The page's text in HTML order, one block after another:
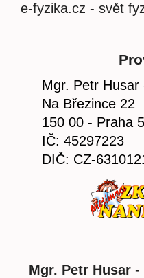
e-fyzika.cz - svět
Mgr. Petr
Na Březince 22
150 00 - Praha 5
IČ: 45297223
DIČ: CZ-
Mgr. Petr Husar -